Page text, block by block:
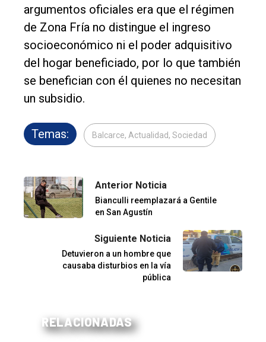
argumentos oficiales era que el régimen
de Zona Fría no distingue el ingreso
socioeconómico ni el poder adquisitivo
del hogar beneficiado, por lo que también
se benefician con él quienes no necesitan
un subsidio.
Temas: Balcarce, Actualidad, Sociedad
Anterior Noticia
Bianculli reemplazará a Gentile
en San Agustín
Siguiente Noticia
Detuvieron a un hombre que
causaba disturbios en la vía
pública
RELACIONADAS